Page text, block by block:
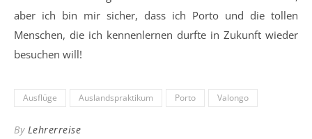
aber ich bin mir sicher, dass ich Porto und die tollen
Menschen, die ich kennenlernen durfte in Zukunft wieder
besuchen will!
Ausflüge Auslandspraktikum Porto Valongo
By Lehrerreise